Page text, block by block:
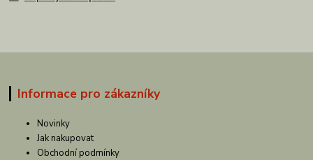
Informace pro zákazníky
Novinky
Jak nakupovat
Obchodní podmínky